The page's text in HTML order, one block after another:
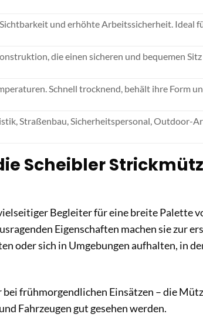
und erhöhte Arbeitssicherheit. Ideal
die einen sicheren und bequemen
Schnell trocknend, behält ihre Form
Straßenbau, Sicherheitspersonal, Outdoor-
Scheibler
Begleiter für eine breite Palette
Eigenschaften machen sie zur
oder sich in Umgebungen aufhalten, in
frühmorgendlichen Einsätzen – die
Fahrzeugen gut gesehen werden.